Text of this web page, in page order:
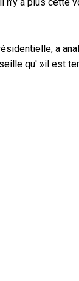
a
qu' »il est